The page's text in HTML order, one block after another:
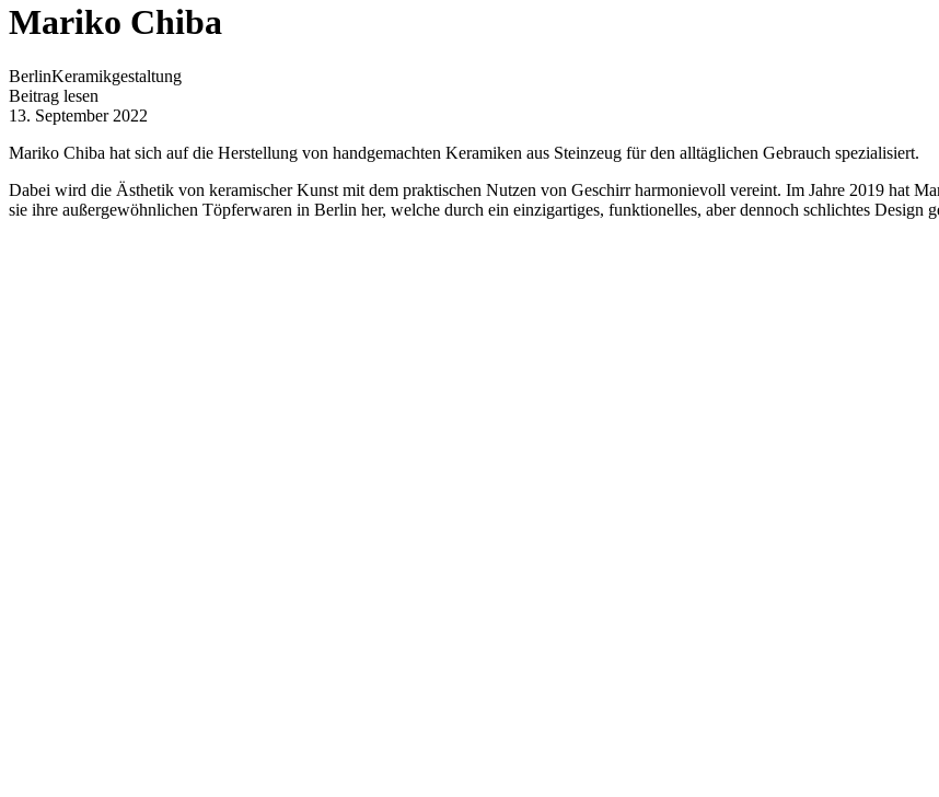
Mariko Chiba
BerlinKeramikgestaltung
Beitrag lesen
13. September 2022
Mariko Chiba hat sich auf die Herstellung von handgemachten Keramiken aus Steinzeug für den alltäglichen Gebrauch spezialisiert.
Dabei wird die Ästhetik von keramischer Kunst mit dem praktischen Nutzen von Geschirr harmonievoll vereint. Im Jahre 2019 hat
sie ihre außergewöhnlichen Töpferwaren in Berlin her, welche durch ein einzigartiges, funktionelles, aber dennoch schlichtes Design